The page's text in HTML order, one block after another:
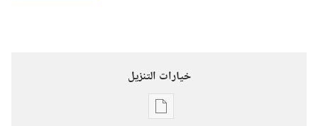
خيارات التنزيل
خيارات